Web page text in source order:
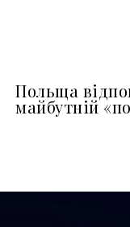
Польща
майбутній